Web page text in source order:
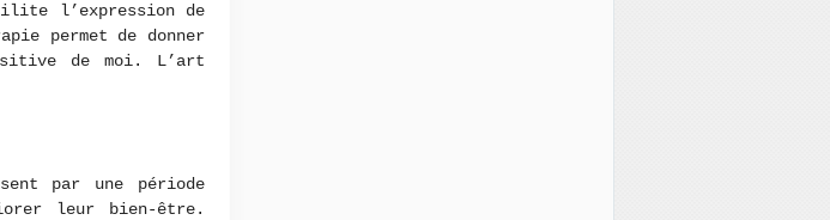
l’expression de
permet de donner
de moi. L’art
par une période
leur bien-être.